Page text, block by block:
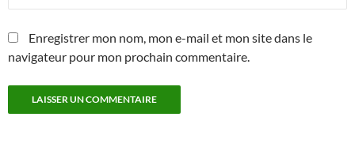
Enregistrer mon nom, mon e-mail et mon site dans le
navigateur pour mon prochain commentaire.